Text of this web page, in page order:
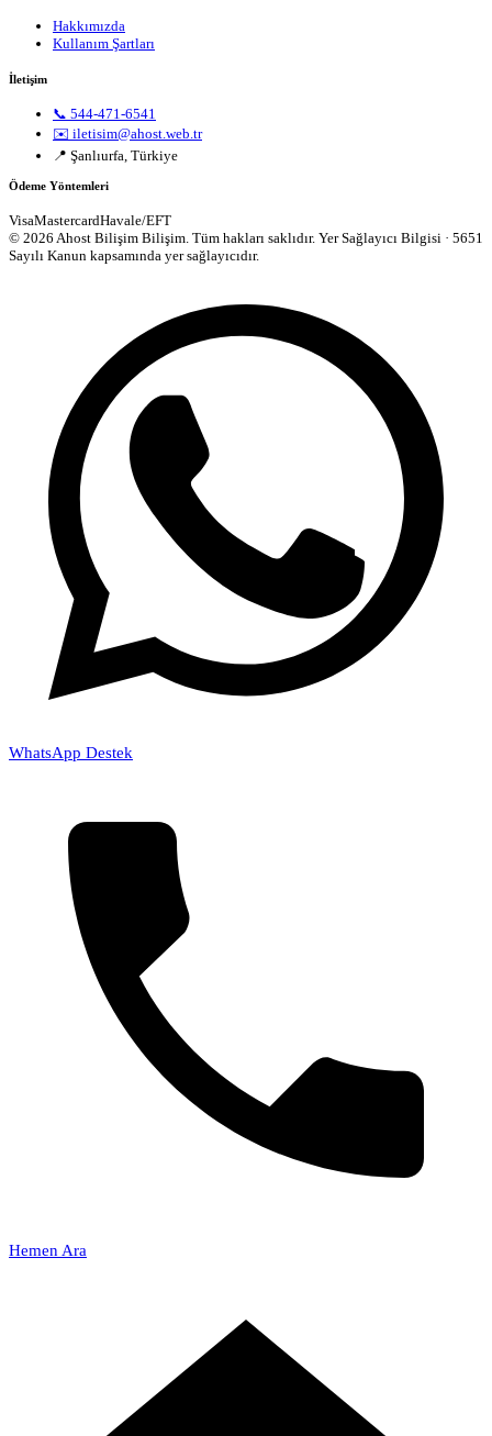
Hakkımızda
Kullanım Şartları
İletişim
📞 544-471-6541
✉️ iletisim@ahost.web.tr
📍 Şanlıurfa, Türkiye
Ödeme Yöntemleri
VisaMastercardHavale/EFT
© 2026 Ahost Bilişim Bilişim. Tüm hakları saklıdır. Yer Sağlayıcı Bilgisi · 5651
Sayılı Kanun kapsamında yer sağlayıcıdır.
WhatsApp Destek
Hemen Ara